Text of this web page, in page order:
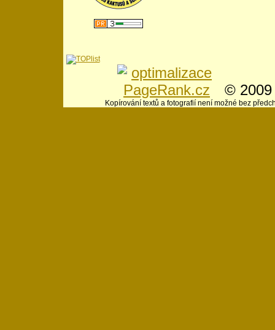
©
Kopírování textů a fotografií není možné bez